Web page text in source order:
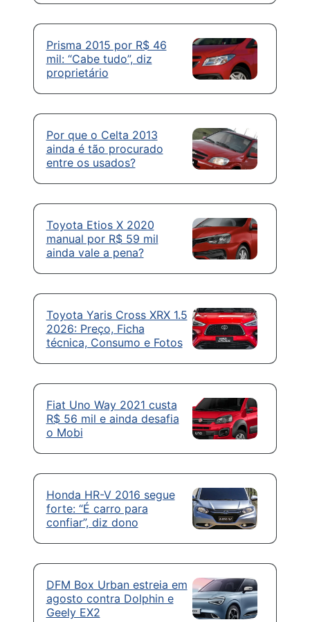
Prisma 2015 por R$ 46
mil: “Cabe tudo”, diz
proprietário
Por que o Celta 2013
ainda é tão procurado
entre os usados?
Toyota Etios X 2020
manual por R$ 59 mil
ainda vale a pena?
Toyota Yaris Cross XRX 1.5
2026: Preço, Ficha
técnica, Consumo e Fotos
Fiat Uno Way 2021 custa
R$ 56 mil e ainda desafia
o Mobi
Honda HR-V 2016 segue
forte: “É carro para
confiar”, diz dono
DFM Box Urban estreia em
agosto contra Dolphin e
Geely EX2